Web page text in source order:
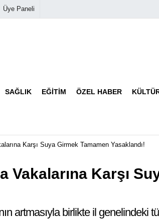
Üye Paneli
SAĞLIK EĞITIM ÖZEL HABERVideo Galeri
Karşı Suya Girmek Tamamen Yasaklandı!
Vakalarına Karşı
artmasıyla birlikte il